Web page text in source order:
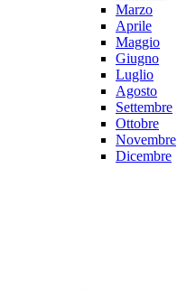
Marzo
Aprile
Maggio
Giugno
Luglio
Agosto
Settembre
Ottobre
Novembre
Dicembre